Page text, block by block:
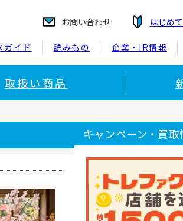
お問い合わせ はじめ
ガイド 読みもの 企業・IR情報
取扱い商品
キャンペーン・買取